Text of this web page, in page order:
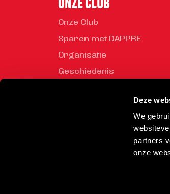
Deze
We
partners
onze
Onze Club
Sparen met DAPPRE
Organisatie
Geschiedenis
Vrijwilliger worden